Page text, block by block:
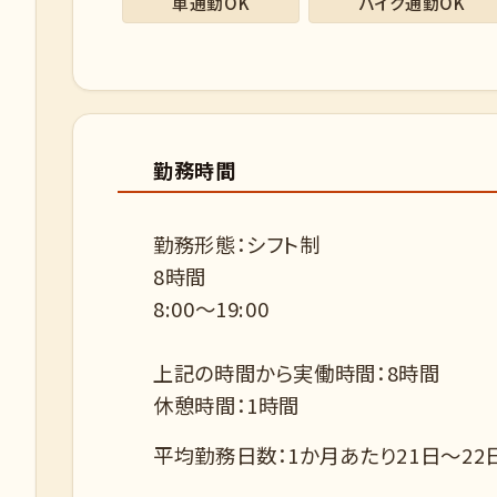
勤務時間
勤務形態：シフト制
8時間
8:00〜19:00
上記の時間から実働時間：8時間
休憩時間：1時間
平均勤務日数：1か月あたり21日～22